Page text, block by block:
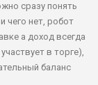
сразу понять
чего нет, робот
а доход всегда
в торге),
баланс